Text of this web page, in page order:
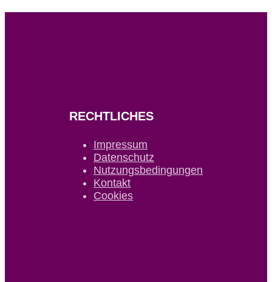
RECHTLICHES
Impressum
Datenschutz
Nutzungsbedingungen
Kontakt
Cookies